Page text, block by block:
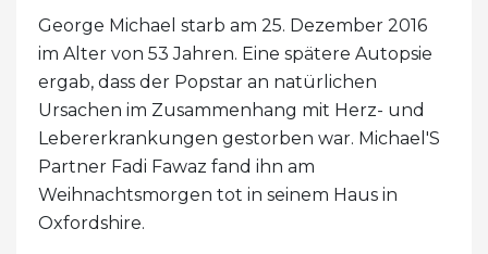
George Michael starb am 25. Dezember 2016
im Alter von 53 Jahren. Eine spätere Autopsie
ergab, dass der Popstar an natürlichen
Ursachen im Zusammenhang mit Herz- und
Lebererkrankungen gestorben war. Michael'S
Partner Fadi Fawaz fand ihn am
Weihnachtsmorgen tot in seinem Haus in
Oxfordshire.